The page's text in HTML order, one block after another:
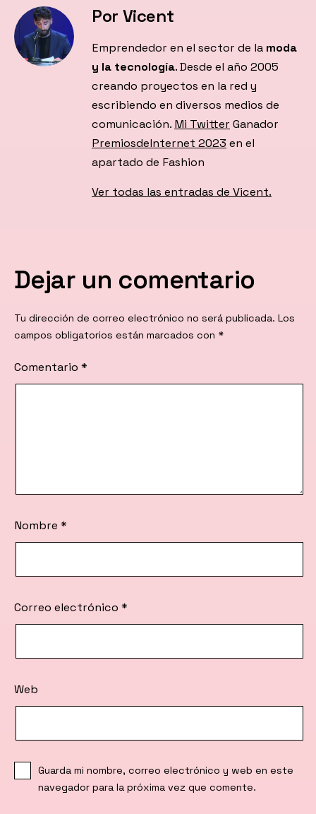
Por Vicent
Emprendedor en el sector de la moda
y la tecnología. Desde el año 2005
creando proyectos en la red y
escribiendo en diversos medios de
comunicación. Mi Twitter Ganador
PremiosdeInternet 2023 en el
apartado de Fashion
Ver todas las entradas de Vicent.
Dejar un comentario
Tu dirección de correo electrónico no será publicada. Los
campos obligatorios están marcados con *
Comentario *
Nombre *
Correo electrónico *
Web
Guarda mi nombre, correo electrónico y web en este
navegador para la próxima vez que comente.